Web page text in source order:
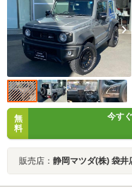
無
料
今す
販売店： 静岡マツダ(株) 袋井